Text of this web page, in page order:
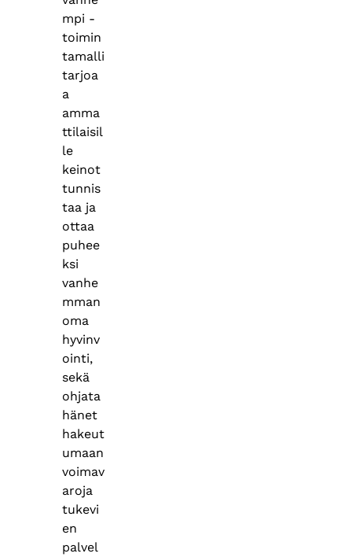
mpi -
toimin
tamalli
tarjoa
a
amma
ttilaisil
le
keinot
tunnis
taa ja
ottaa
puhee
ksi
vanhe
mman
oma
hyvinv
ointi,
sekä
ohjata
hänet
hakeut
umaan
voimav
aroja
tukevi
en
palvel